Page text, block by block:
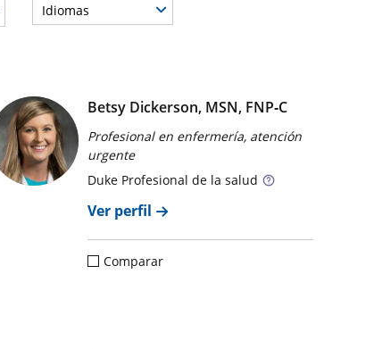
Idiomas
Betsy Dickerson, MSN, FNP‑C
Profesional en enfermería, atención
urgente
Duke Profesional de la salud
Ver perfil
Comparar